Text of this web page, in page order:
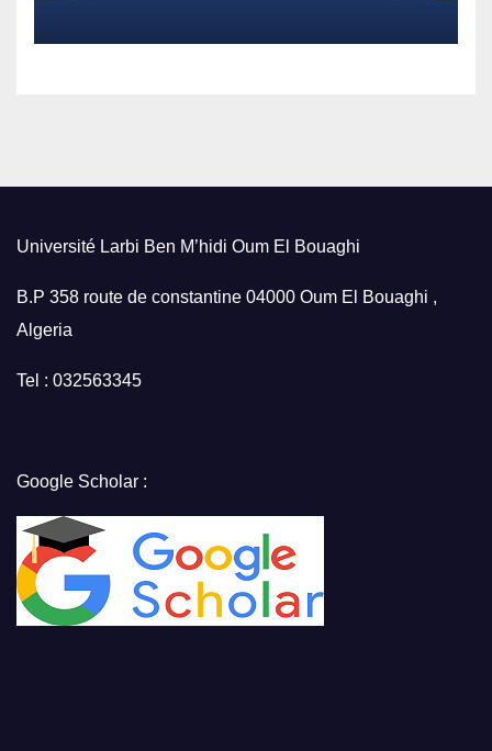
Université Larbi Ben M’hidi Oum El Bouaghi
B.P 358 route de constantine 04000 Oum El Bouaghi ,
Algeria
Tel : 032563345
Google Scholar :